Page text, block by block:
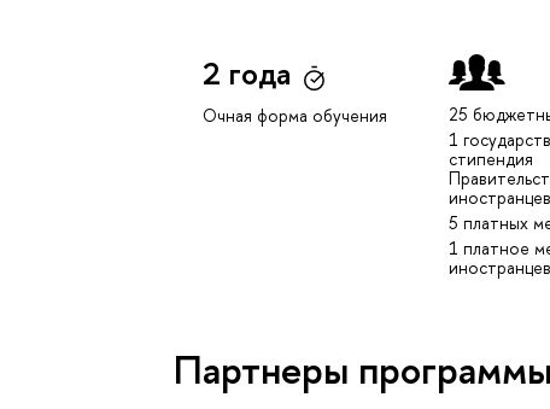
2 года
Очная форма обучения
25
1
стипендия
иностранцев
5 платных
1 платное
иностранцев
Партнеры программы